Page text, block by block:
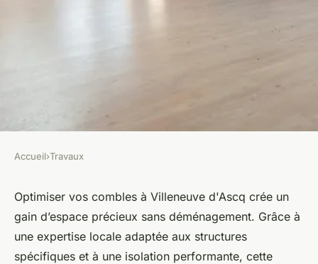
Aménagement combles
Villeneuve d'Ascq : optimiser
votre espace habitable
Accueil›Travaux
Optimiser vos combles à Villeneuve d'Ascq crée un
gain d’espace précieux sans déménagement. Grâce à
une expertise locale adaptée aux structures
spécifiques et à une isolation performante, cette